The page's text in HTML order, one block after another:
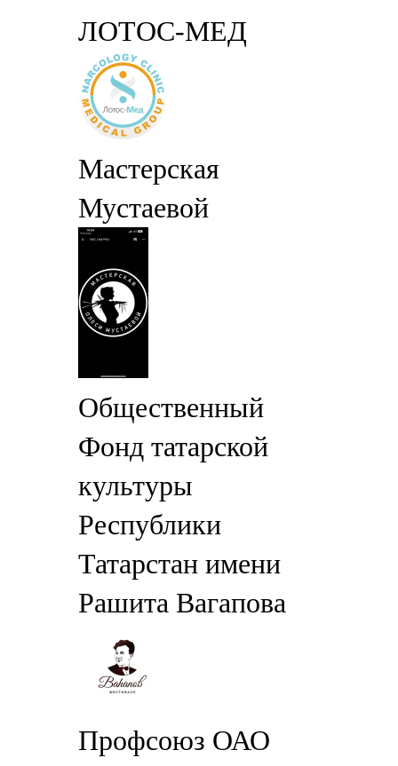
ЛОТОС-МЕД
Мастерская
Мустаевой
Общественный
Фонд татарской
культуры
Республики
Татарстан имени
Рашита Вагапова
Профсоюз ОАО